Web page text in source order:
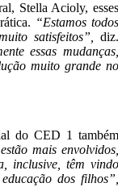
Stella Acioly, esses
“Estamos todos
satisfeitos”,
diz.
essas mudanças,
muito grande no
do CED 1 também
mais envolvidos,
inclusive, têm vindo
dos filhos”,